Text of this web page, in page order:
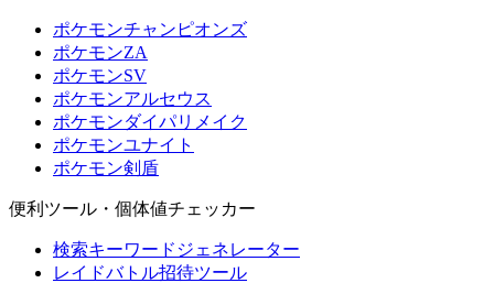
ポケモンチャンピオンズ
ポケモンZA
ポケモンSV
ポケモンアルセウス
ポケモンダイパリメイク
ポケモンユナイト
ポケモン剣盾
便利ツール・個体値チェッカー
検索キーワードジェネレーター
レイドバトル招待ツール